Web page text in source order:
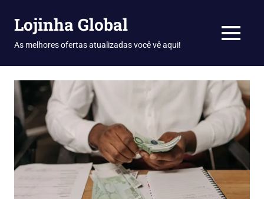
Lojinha Global
As melhores ofertas atualizadas você vê aqui! MENU